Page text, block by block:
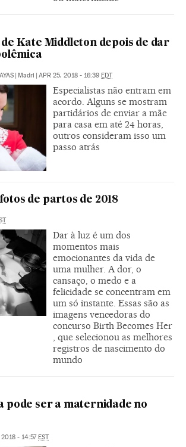
Kate Middleton depois de dar
| Madri | APR 25, 2018 - 16:39 EDT
Especialistas não entram em
acordo. Alguns se mostram
partidários de enviar a mãe
para casa em até 24 horas,
outros consideram isso um
passo atrás
de partos de 2018
Dar à luz é um dos
momentos mais
emocionantes da vida de
uma mulher. A dor, o
cansaço, o medo e a
felicidade se concentram em
um só instante. Essas são as
imagens vencedoras do
concurso Birth Becomes Her
, que selecionou as melhores
registros de nascimento do
mundo
pode ser a maternidade no
2018 - 14:57EST